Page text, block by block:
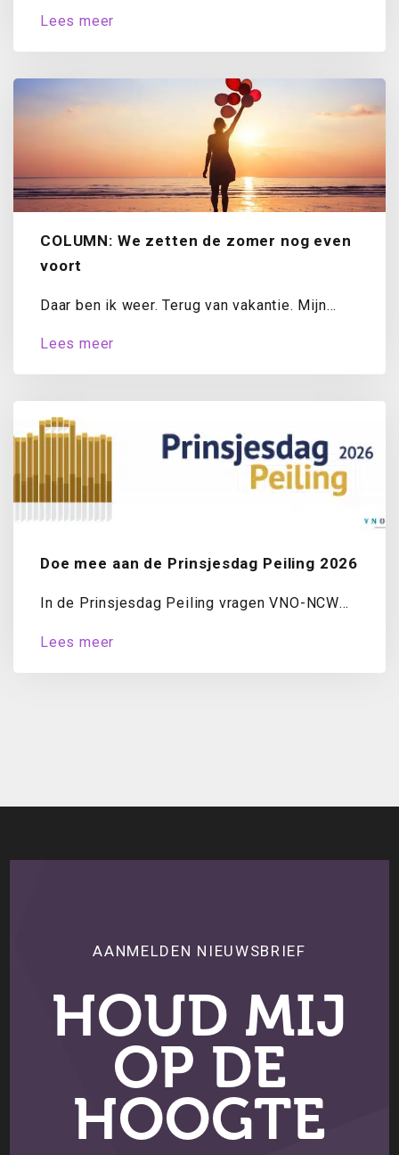
Lees meer
COLUMN: We zetten de zomer nog even
voort
Daar ben ik weer. Terug van vakantie. Mijn
Lees meer
Doe mee aan de Prinsjesdag Peiling 2026
In de Prinsjesdag Peiling vragen VNO-NCW
Lees meer
AANMELDEN NIEUWSBRIEF
HOUD MIJ
OP DE
HOOGTE